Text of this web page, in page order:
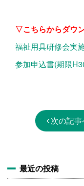
▽こちらからダウ
福祉用具研修会実
参加申込書(期限
次の記
最近の投稿